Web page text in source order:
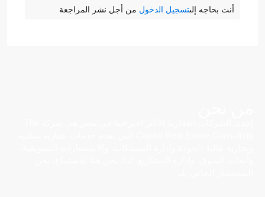
أنت بحاجه إلىتسجيل الدخول من أجل نشر المراجعة